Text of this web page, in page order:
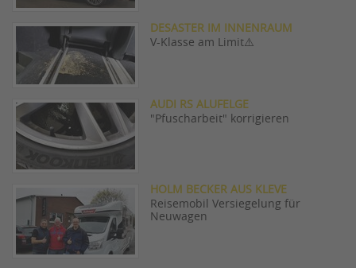
DESASTER IM INNENRAUM
V-Klasse am Limit⚠️
AUDI RS ALUFELGE
"Pfuscharbeit" korrigieren
HOLM BECKER AUS KLEVE
Reisemobil Versiegelung für
Neuwagen